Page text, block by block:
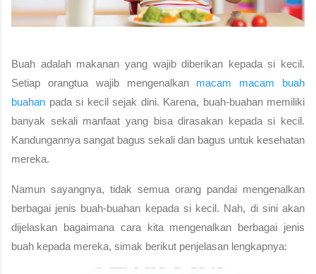
Buah adalah makanan yang wajib diberikan kepada si kecil.
Setiap orangtua wajib mengenalkan macam macam buah
buahan pada si kecil sejak dini. Karena, buah-buahan memiliki
banyak sekali manfaat yang bisa dirasakan kepada si kecil.
Kandungannya sangat bagus sekali dan bagus untuk kesehatan
mereka.
Namun sayangnya, tidak semua orang pandai mengenalkan
berbagai jenis buah-buahan kepada si kecil. Nah, di sini akan
dijelaskan bagaimana cara kita mengenalkan berbagai jenis
buah kepada mereka, simak berikut penjelasan lengkapnya: